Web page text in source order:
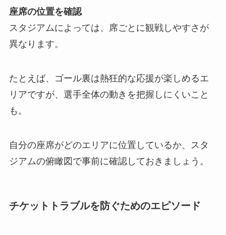
座席の位置を確認
スタジアムによっては、席ごとに観戦しやすさが
異なります。
たとえば、ゴール裏は熱狂的な応援が楽しめるエ
リアですが、選手全体の動きを把握しにくいこと
も。
自分の座席がどのエリアに位置しているか、スタ
ジアムの俯瞰図で事前に確認しておきましょう。
チケットトラブルを防ぐためのエピソード